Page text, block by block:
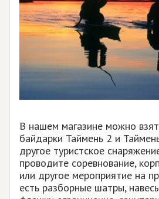
В нашем магазине можно
байдарки Таймень 2 и
другое туристское
проводите соревнование,
или другое мероприятие на
есть разборные шатры,